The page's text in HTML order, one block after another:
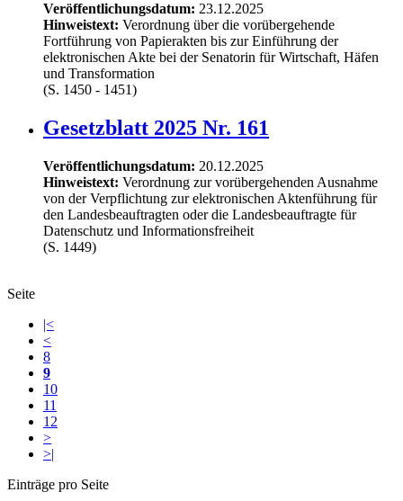
Veröffentlichungsdatum: 23.12.2025
Hinweistext: Verordnung über die vorübergehende
Fortführung von Papierakten bis zur Einführung der
elektronischen Akte bei der Senatorin für Wirtschaft, Häfen
und Transformation
(S. 1450 - 1451)
Gesetzblatt 2025 Nr. 161
Veröffentlichungsdatum: 20.12.2025
Hinweistext: Verordnung zur vorübergehenden Ausnahme
von der Verpflichtung zur elektronischen Aktenführung für
den Landesbeauftragten oder die Landesbeauftragte für
Datenschutz und Informationsfreiheit
(S. 1449)
Seite
|<
<
8
9
10
11
12
>
>|
Einträge pro Seite